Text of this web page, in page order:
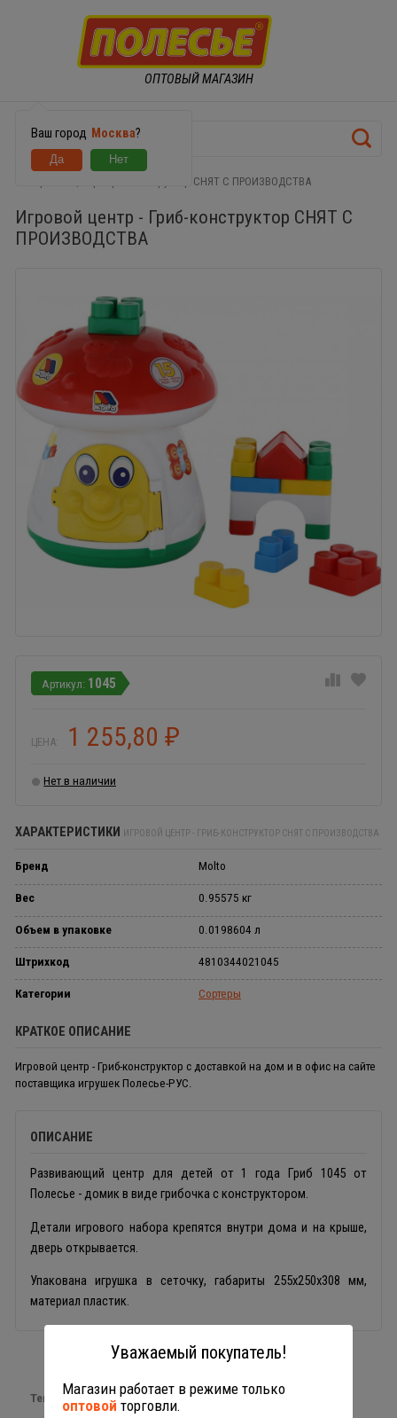
ОПТОВЫЙ МАГАЗИН
Ваш город Москва?
Игровой центр - Гриб-конструктор СНЯТ С ПРОИЗВОДСТВА
Игровой центр - Гриб-конструктор СНЯТ С
ПРОИЗВОДСТВА
1045
ЦЕНА: 1 255,80 ₽
Нет в наличии
ХАРАКТЕРИСТИКИ ИГРОВОЙ ЦЕНТР - ГРИБ-КОНСТРУКТОР СНЯТ С ПРОИЗВОДСТВА
Бренд Molto
Вес 0.95575 кг
Объем в упаковке 0.0198604 л
Штрихкод 4810344021045
Категории Сортеры
КРАТКОЕ ОПИСАНИЕ
Игровой центр - Гриб-конструктор с доставкой на дом и в офис на сайте
поставщика игрушек Полесье-РУС.
ОПИСАНИЕ
Развивающий центр для детей от 1 года Гриб 1045 от
Полесье - домик в виде грибочка с конструктором.
Детали игрового набора крепятся внутри дома и на крыше,
дверь открывается.
Упакована игрушка в сеточку, габариты 255х250х308 мм,
материал пластик.
Теги: малышам
Уважаемый покупатель!
Магазин работает в режиме только
оптовой торговли.